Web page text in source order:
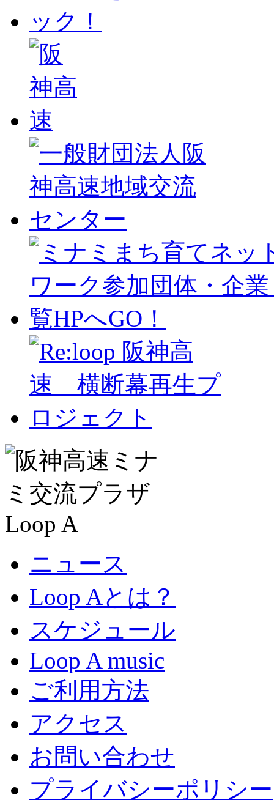
ニュース
Loop Aとは？
スケジュール
Loop A music
ご利用方法
アクセス
お問い合わせ
プライバシーポリシー